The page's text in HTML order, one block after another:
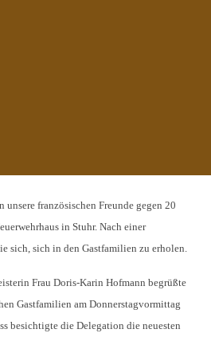
französischen Freunde gegen 20
in Stuhr. Nach einer
sich, sich in den Gastfamilien zu erholen.
Frau Doris-Karin Hofmann begrüßte
Gastfamilien am Donnerstagvormittag
besichtigte die Delegation die neuesten